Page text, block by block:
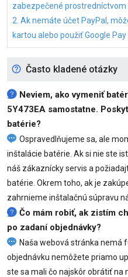
zabezpečené prostredníctvom
2. Ak nemáte účet PayPal,
kartou alebo použiť Google Pay
Často kladené otázky
Neviem, ako vymeniť
5Y473EA samostatne.
batérie?
Ospravedlňujeme sa, ale
inštalácie batérie. Ak si nie ste
náš zákaznícky servis a
batérie. Okrem toho, ak je
zahrnieme inštalačnú súpravu
Čo mám robiť, ak zistím
po zadaní objednávky?
Naša webová stránka nemá
objednávku nemôžete priamo
ste sa mali čo najskôr obrátiť na